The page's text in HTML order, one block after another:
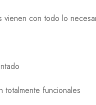
vienen con todo lo
totalmente funcionales